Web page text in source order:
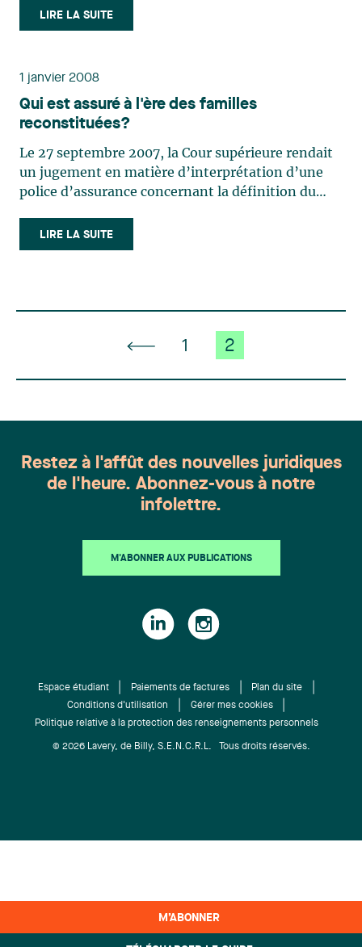
M’ABONNER
l’occurrence Joseph Élie limitée et d’un fabricant,
Réservoirs d’acier Granby, (…)
LIRE LA SUITE
1 janvier 2008
Qui est assuré à l'ère des familles
reconstituées?
Le 27 septembre 2007, la Cour supérieure rendait
un jugement en matière d’interprétation d’une
police d’assurance concernant la définition du
contexte de l’exclusion des dommages
occasionnés à une « personne vivant sous le
LIRE LA SUITE
1 2
Restez à l'affût des nouvelles juridiques
de l'heure. Abonnez-vous à notre
infolettre.
M'ABONNER AUX PUBLICATIONS
Espace étudiant Paiements de factures
Plan du site
Conditions d'utilisation
Gérer mes cookies
Politique relative à la protection des renseignements personnels
© 2026 Lavery, de Billy, S.E.N.C.R.L. Tous droits réservés.